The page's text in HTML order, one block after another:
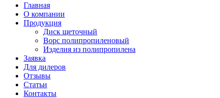
Главная
О компании
Продукция
Диск щеточный
Ворс полипропиленовый
Изделия из полипропилена
Заявка
Для дилеров
Отзывы
Статьи
Контакты